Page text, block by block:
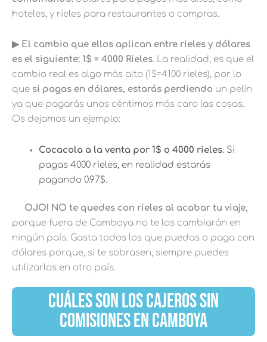
hoteles, y rieles para restaurantes o compras.
▶︎ El cambio que ellos aplican entre rieles y dólares
es el siguiente: 1$ = 4000 Rieles. La realidad, es que el
cambio real es algo más alto (1$=4100 rieles), por lo
que si pagas en dólares, estarás perdiendo un pelín
ya que pagarás unos céntimos más caro las cosas.
Os dejamos un ejemplo:
Cocacola a la venta por 1$ o 4000 rieles. Si
pagas 4000 rieles, en realidad estarás
pagando 0.97$.
OJO! NO te quedes con rieles al acabar tu viaje,
porque fuera de Camboya no te los cambiarán en
ningún país. Gasta todos los que puedas o paga con
dólares porque, si te sobrasen, siempre puedes
utilizarlos en otro país.
CUÁLES SON LOS CAJEROS SIN
COMISIONES EN CAMBOYA